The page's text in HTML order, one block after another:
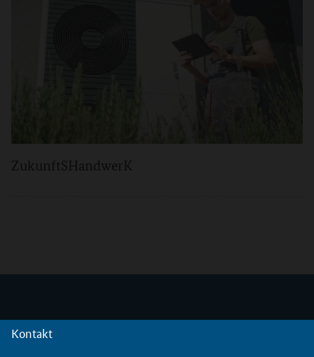
ZukunftSHandwerK
Kontakt